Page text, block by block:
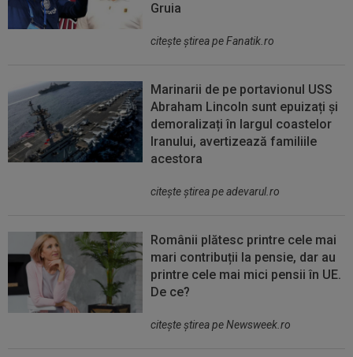
Gruia
citeşte ştirea pe Fanatik.ro
Marinarii de pe portavionul USS
Abraham Lincoln sunt epuizați și
demoralizați în largul coastelor
Iranului, avertizează familiile
acestora
citeşte ştirea pe adevarul.ro
Românii plătesc printre cele mai
mari contribuții la pensie, dar au
printre cele mai mici pensii în UE.
De ce?
citeşte ştirea pe Newsweek.ro